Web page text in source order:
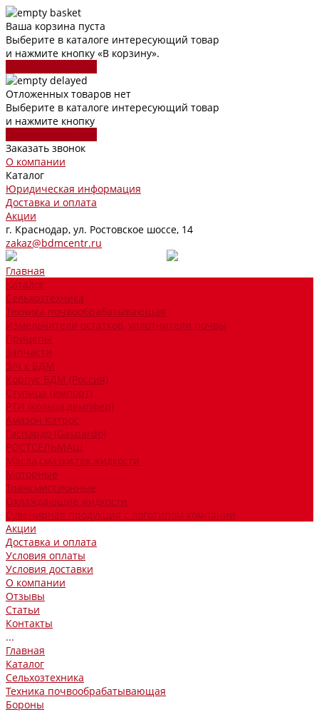
Ваша корзина пуста
Выберите в каталоге интересующий товар
и нажмите кнопку «В корзину».
Отложенных товаров нет
Выберите в каталоге интересующий товар
и нажмите кнопку
Заказать звонок
О компании
Каталог
Юридическая информация
Доставка и оплата
Акции
г. Краснодар, ул. Ростовское шоссе, 14
zakaz@bdmcentr.ru
Главная
Каталог
Сельхозтехника
Техника почвообрабатывающая
Измельчители остатков, уплотнители почвы
Прицепы
Запчасти
З/ч к БДМ
Корпус БДМ (Россия)
Ступица (импорт)
РТИ (кольца,демпфер)
Амазон Катрос
Гаспардо (Gaspardo)
РОСТСЕЛЬМАШ
Масла,смазки,тех.жидкости
Моторные
Трансмиссионные
Охлаждающие жидкости
Сувенирная продукция с логотипом компании
Акции
Доставка и оплата
Условия оплаты
Условия доставки
О компании
Отзывы
Статьи
Контакты
...
Главная
Каталог
Сельхозтехника
Техника почвообрабатывающая
Бороны